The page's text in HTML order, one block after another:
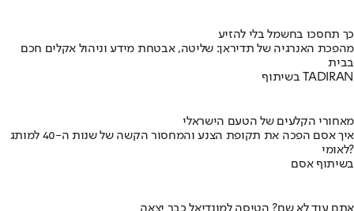
כך תחסכו בחשמל בלי להזיע
מהפכת האנרגיה של תדיראן: שליטה, אבטחת מידע וניהול אקלים חכם
בבית
בשיתוף TADIRAN
מאחורי הקלעים של הטעם הישראלי
איך אסם הפכה את תקופת הצנע והמחסור הקשה של שנות ה-40 למותג
לאומי?
בשיתוף אסם